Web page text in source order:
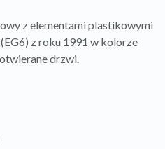
z elementami plastikowymi
z roku 1991 w kolorze
drzwi.